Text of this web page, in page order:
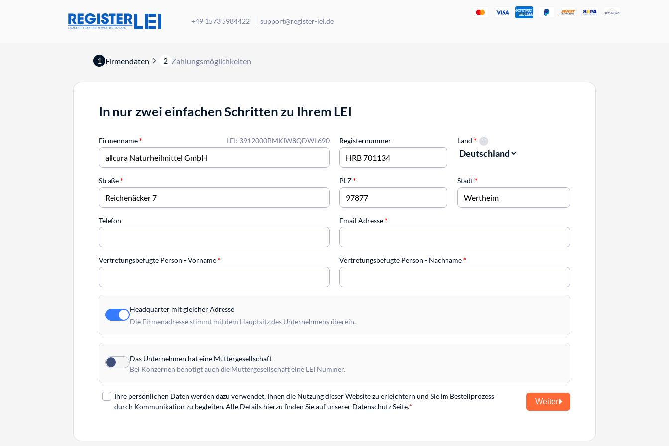
+49 1573 5984422 support@register-lei.de
1 Firmendaten 2 Zahlungsmöglichkeiten
In nur zwei einfachen Schritten zu Ihrem LEI
LEI: 3912000BMKIW8QDWL690
Firmenname* Registernummer Land *
Straße* PLZ* Stadt*
Telefon Email Adresse*
Vertretungsbefugte Person - Vorname* Vertretungsbefugte Person - Nachname*
Headquarter mit gleicher Adresse
Die Firmenadresse stimmt mit dem Hauptsitz des Unternehmens überein.
Das Unternehmen hat eine Muttergesellschaft
Bei Konzernen benötigt auch die Muttergesellschaft eine LEI Nummer.
Ihre persönlichen Daten werden dazu verwendet, Ihnen die Nutzung dieser Website zu erleichtern und Sie im Bestellprozess
durch Kommunikation zu begleiten. Alle Details hierzu finden Sie auf unserer DatenschutzSeite.
Weiter